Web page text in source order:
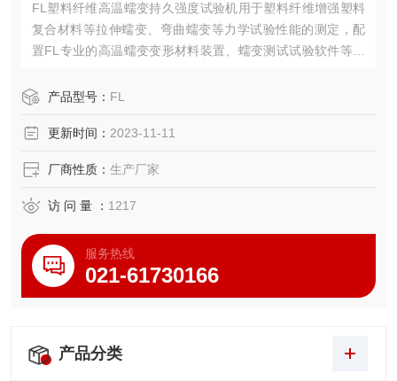
FL塑料纤维高温蠕变持久强度试验机用于塑料纤维增强塑料
复合材料等拉伸蠕变、弯曲蠕变等力学试验性能的测定，配
置FL专业的高温蠕变变形材料装置、蠕变测试试验软件等，
曲线、应力应变参数等。
产品型号： FL
更新时间： 2023-11-11
厂商性质： 生产厂家
访 问 量 ： 1217
服务热线
021-61730166
产品分类